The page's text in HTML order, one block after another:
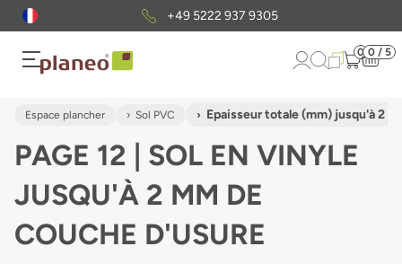
Envoi gratuit d'échantillons
0 0 / 5
Espace plancher Sol PVC Epaisseur totale (mm) jusqu'à 2
PAGE 12 | SOL EN VINYLE
JUSQU'À 2 MM DE
COUCHE D'USURE